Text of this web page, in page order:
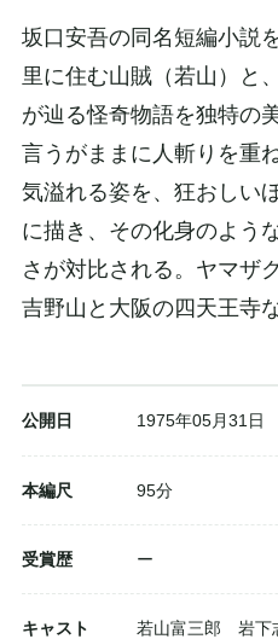
坂口安吾の同名短編小説
里に住む山賊（若山）と
が辿る怪奇物語を独特の
言うがままに人斬りを重
気溢れる姿を、狂おしい
に描き、その化身のよう
さが対比される。ヤマザ
吉野山と大阪の四天王寺
公開日 1975年05月31日
本編尺 95分
受賞歴 ー
キャスト
若山富三郎 岩